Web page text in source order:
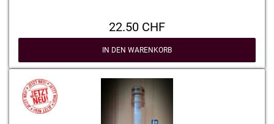
22.50 CHF
IN DEN WARENKORB